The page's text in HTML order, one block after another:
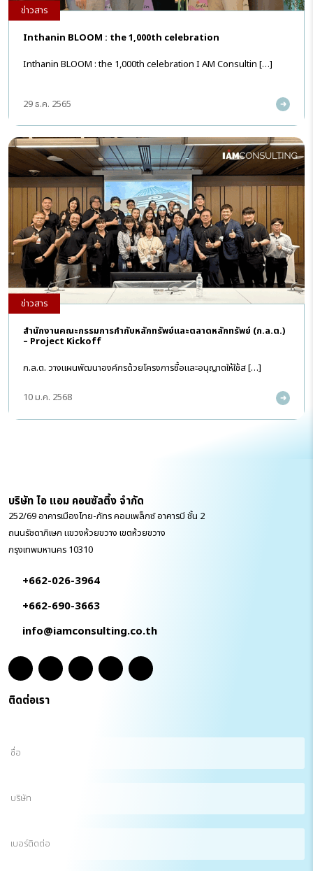
Inthanin BLOOM : the 1,000th celebration
Inthanin BLOOM : the 1,000th celebration I AM Consultin […]
ข่าวสาร
29 ธ.ค. 2565
สำนักงานคณะกรรมการกำกับหลักทรัพย์และตลาดหลักทรัพย์ (ก.ล.ต.)
– Project Kickoff
ก.ล.ต. วางแผนพัฒนาองค์กรด้วยโครงการซื้อและอนุญาตให้ใช้ส […]
ข่าวสาร
10 ม.ค. 2568
บริษัท ไอ แอม คอนซัลติ้ง จำกัด
252/69 อาคารเมืองไทย-ภัทร คอมเพล็กซ์ อาคารบี ชั้น 2
ถนนรัชดาภิเษก แขวงห้วยขวาง เขตห้วยขวาง
กรุงเทพมหานคร 10310
+662-026-3964
+662-690-3663
info@iamconsulting.co.th
ติดต่อเรา
ชื่อ
บริษัท
เบอร์